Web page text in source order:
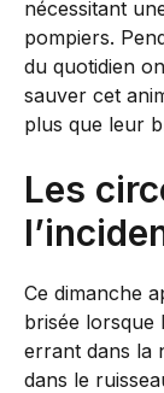
nécessitant
pompiers.
du quotidien
sauver cet
plus que leur
Les
Ce dimanche
brisée lorsque
errant dans la
dans le